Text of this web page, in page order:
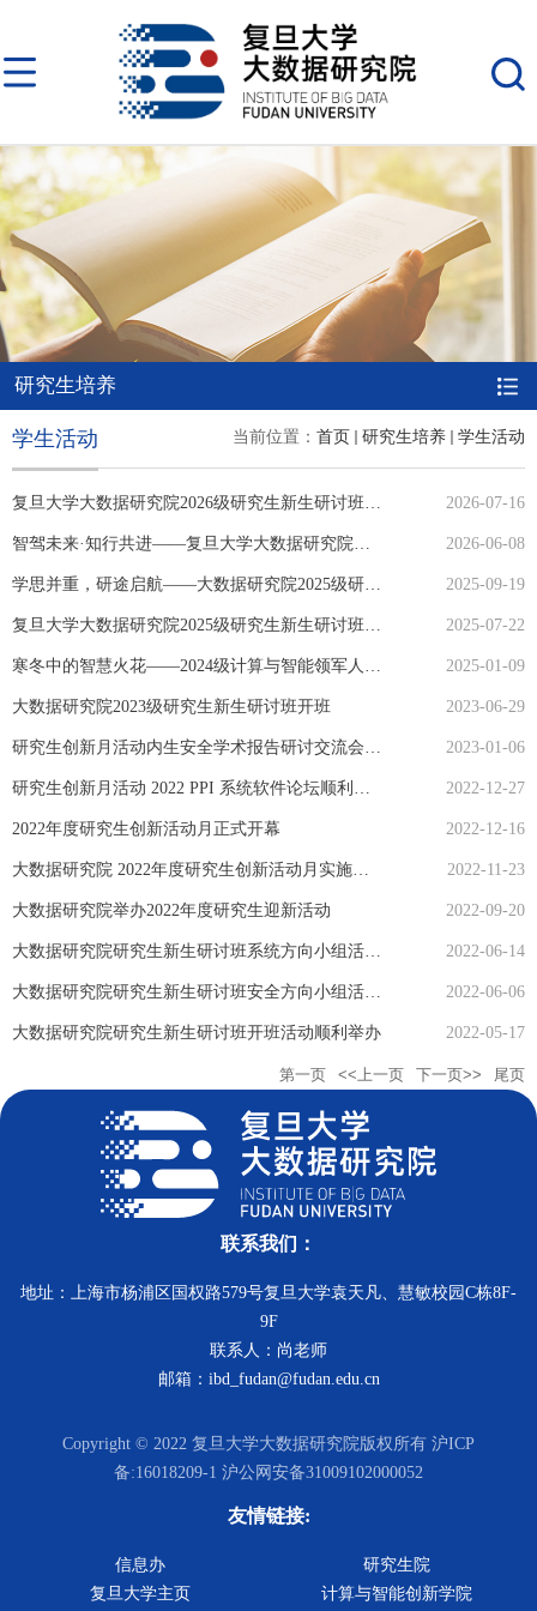
研究生培养
当前位置： 首页 研究生培养 学生活动
学生活动
2026-07-16
2026-06-08
2025-09-19
2025-07-22
2025-01-09
大数据研究院2023级研究生新生研讨班开班 2023-06-29
2023-01-06
2022-12-27
2022年度研究生创新活动月正式开幕 2022-12-16
2022-11-23
大数据研究院举办2022年度研究生迎新活动 2022-09-20
2022-06-14
2022-06-06
大数据研究院研究生新生研讨班开班活动顺利举办 2022-05-17
第一页 <<上一页 下一页>> 尾页
联系我们：
地址：上海市杨浦区国权路579号复旦大学袁天凡、慧敏校园C栋8F-
9F
联系人：尚老师
邮箱：ibd_fudan@fudan.edu.cn
Copyright © 2022 复旦大学大数据研究院版权所有 沪ICP
备:16018209-1 沪公网安备31009102000052
友情链接:
信息办
研究生院
复旦大学主页
计算与智能创新学院